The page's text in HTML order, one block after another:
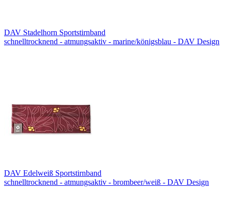
DAV Stadelhorn Sportstirnband
schnelltrocknend - atmungsaktiv - marine/königsblau - DAV Design
DAV Edelweiß Sportstirnband
schnelltrocknend - atmungsaktiv - brombeer/weiß - DAV Design